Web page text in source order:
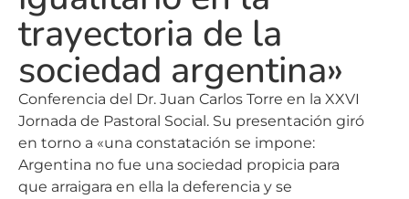
trayectoria de la
sociedad argentina»
Conferencia del Dr. Juan Carlos Torre en la XXVI
Jornada de Pastoral Social. Su presentación giró
en torno a «una constatación se impone:
Argentina no fue una sociedad propicia para
que arraigara en ella la deferencia y se